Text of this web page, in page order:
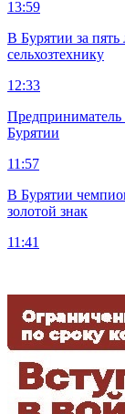
13:59
В Бурятии за
сельхозтехнику
12:33
Предприниматель
Бурятии
11:57
В Бурятии
золотой знак
11:41